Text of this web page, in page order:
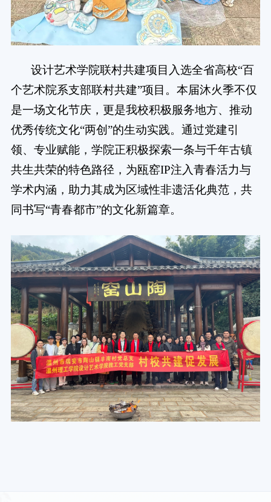
设计艺术学院联村共建项目入选全省高校“百
个艺术院系支部联村共建”项目。本届沐火季不仅
是一场文化节庆，更是我校积极服务地方、推动
优秀传统文化“两创”的生动实践。通过党建引
领、专业赋能，学院正积极探索一条与千年古镇
共生共荣的特色路径，为瓯窑IP注入青春活力与
学术内涵，助力其成为区域性非遗活化典范，共
同书写“青春都市”的文化新篇章。